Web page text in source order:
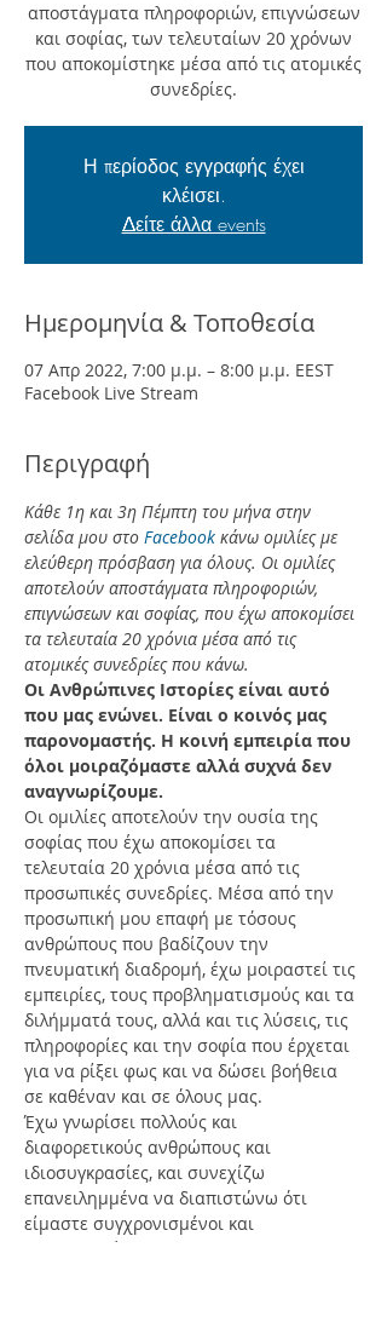
αποστάγματα πληροφοριών, επιγνώσεων
και σοφίας, των τελευταίων 20 χρόνων
που αποκομίστηκε μέσα από τις ατομικές
συνεδρίες.
Η περίοδος εγγραφής έχει
κλέισει.
Δείτε άλλα events
Ημερομηνία & Τοποθεσία
07 Απρ 2022, 7:00 μ.μ. – 8:00 μ.μ. EEST
Facebook Live Stream
Περιγραφή
Κάθε 1η και 3η Πέμπτη του μήνα στην
σελίδα μου στο Facebook κάνω ομιλίες με
ελεύθερη πρόσβαση για όλους. Οι ομιλίες
αποτελούν αποστάγματα πληροφοριών,
επιγνώσεων και σοφίας, που έχω αποκομίσει
τα τελευταία 20 χρόνια μέσα από τις
ατομικές συνεδρίες που κάνω.
Οι Ανθρώπινες Ιστορίες είναι αυτό
που μας ενώνει. Είναι ο κοινός μας
παρονομαστής. Η κοινή εμπειρία που
όλοι μοιραζόμαστε αλλά συχνά δεν
αναγνωρίζουμε.
Οι ομιλίες αποτελούν την ουσία της
σοφίας που έχω αποκομίσει τα
τελευταία 20 χρόνια μέσα από τις
προσωπικές συνεδρίες. Μέσα από την
προσωπική μου επαφή με τόσους
ανθρώπους που βαδίζουν την
πνευματική διαδρομή, έχω μοιραστεί τις
εμπειρίες, τους προβληματισμούς και τα
διλήμματά τους, αλλά και τις λύσεις, τις
πληροφορίες και την σοφία που έρχεται
για να ρίξει φως και να δώσει βοήθεια
σε καθέναν και σε όλους μας.
Έχω γνωρίσει πολλούς και
διαφορετικούς ανθρώπους και
ιδιοσυγκρασίες, και συνεχίζω
επανειλημμένα να διαπιστώνω ότι
είμαστε συγχρονισμένοι και
συντονισμένοι…